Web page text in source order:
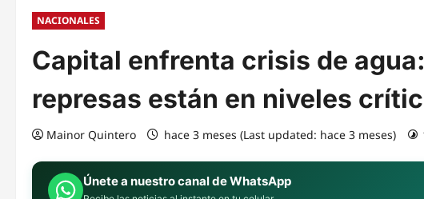
NACIONALES
Capital enfrenta crisis de
represas están en niveles
Mainor Quintero hace 3 meses (Last updated: hace 3 meses)
Únete a nuestro canal de WhatsApp